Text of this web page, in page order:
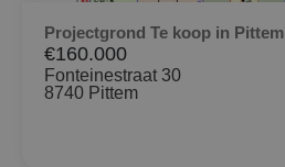
Projectgrond Te koop in Pittem
€160.000
Fonteinestraat 30
8740 Pittem